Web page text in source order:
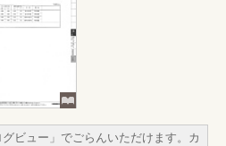
ビュー」でごらんいただけます。カ